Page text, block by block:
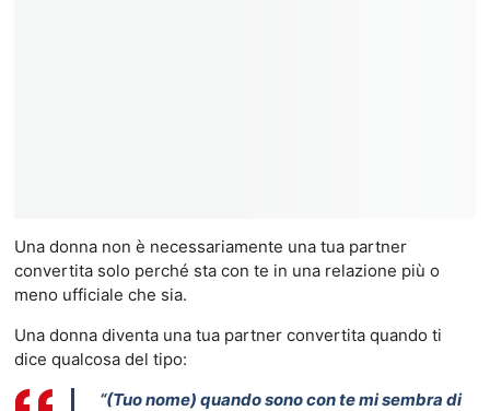
Una donna non è necessariamente una tua partner
convertita solo perché sta con te in una relazione più o
meno ufficiale che sia.
Una donna diventa una tua partner convertita quando ti
dice qualcosa del tipo:
“(Tuo nome) quando sono con te mi sembra di